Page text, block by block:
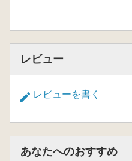
レビュー
レビューを書く
あなたへのおすすめ